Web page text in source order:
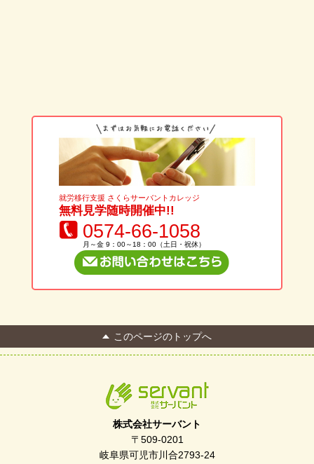
就労移行支援 さくらサーバントカレッジ
無料見学随時開催中!!
0574-66-1058
月～金 9：00～18：00（土日・祝休）
このページのトップへ
株式会社サーバント
〒509-0201
岐阜県可児市川合2793-24